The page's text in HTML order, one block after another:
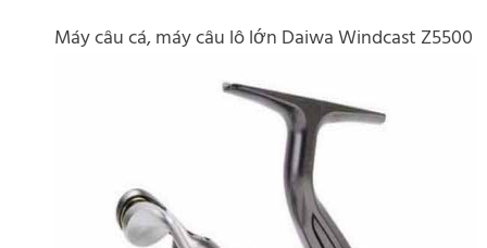
Máy câu cá, máy câu lô lớn Daiwa Windcast Z5500